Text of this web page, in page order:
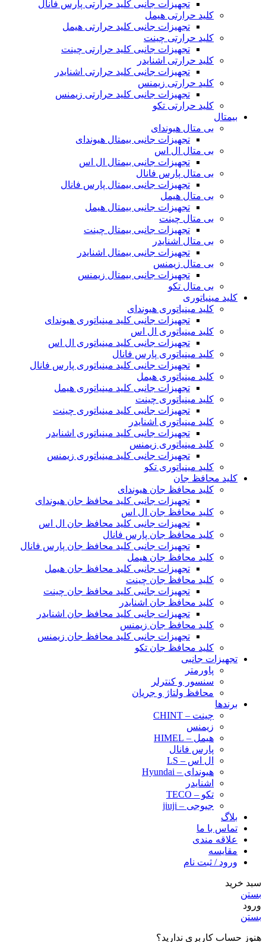
تجهیزات جانبی کلید حرارتی پارس فانال
کلید حرارتی هیمل
تجهیزات جانبی کلید حرارتی هیمل
کلید حرارتی چینت
تجهیزات جانبی کلید حرارتی چینت
کلید حرارتی اشنایدر
تجهیزات جانبی کلید حرارتی اشنایدر
کلید حرارتی زیمنس
تجهیزات جانبی کلید حرارتی زیمنس
کلید حرارتی تکو
بیمتال
بی متال هیوندای
تجهیزات جانبی بیمتال هیوندای
بی متال ال اس
تجهیزات جانبی بیمتال ال اس
بی متال پارس فانال
تجهیزات جانبی بیمتال پارس فانال
بی متال هیمل
تجهیزات جانبی بیمتال هیمل
بی متال چینت
تجهیزات جانبی بیمتال چینت
بی متال اشنایدر
تجهیزات جانبی بیمتال اشنایدر
بی متال زیمنس
تجهیزات جانبی بیمتال زیمنس
بی متال تکو
کلید مینیاتوری
کلید مینیاتوری هیوندای
تجهیزات جانبی کلید مینیاتوری هیوندای
کلید مینیاتوری ال اس
تجهیزات جانبی کلید مینیاتوری ال اس
کلید مینیاتوری پارس فانال
تجهیزات جانبی کلید مینیاتوری پارس فانال
کلید مینیاتوری هیمل
تجهیزات جانبی کلید مینیاتوری هیمل
کلید مینیاتوری چینت
تجهیزات جانبی کلید مینیاتوری چینت
کلید مینیاتوری اشنایدر
تجهیزات جانبی کلید مینیاتوری اشنایدر
کلید مینیاتوری زیمنس
تجهیزات جانبی کلید مینیاتوری زیمنس
کلید مینیاتوری تکو
کلید محافظ جان
کلید محافظ جان هیوندای
تجهیزات جانبی کلید محافظ جان هیوندای
کلید محافظ جان ال اس
تجهیزات جانبی کلید محافظ جان ال اس
کلید محافظ جان پارس فانال
تجهیزات جانبی کلید محافظ جان پارس فانال
کلید محافظ جان هیمل
تجهیزات جانبی کلید محافظ جان هیمل
کلید محافظ جان چینت
تجهیزات جانبی کلید محافظ جان چینت
کلید محافظ جان اشنایدر
تجهیزات جانبی کلید محافظ جان اشنایدر
کلید محافظ جان زیمنس
تجهیزات جانبی کلید محافظ جان زیمنس
کلید محافظ جان تکو
تجهیزات جانبی
پاورمتر
سنسور و کنترلر
محافظ ولتاژ و‌ جریان
برندها
چینت – CHINT
زیمنس
هیمل – HIMEL
پارس فانال
ال اس – LS
هیوندای – Hyundai
اشنایدر
تکو – TECO
جیوجی – jiuji
بلاگ
تماس با ما
علاقه مندی
مقایسه
ورود / ثبت نام
سبد خرید
بستن
ورود
بستن
هنوز حساب کاربری ندارید؟